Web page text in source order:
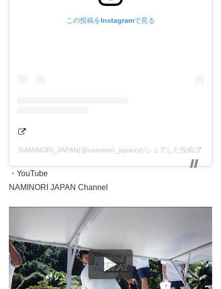
この投稿をInstagramで見る
NAMINORI_JAPAN(@naminori_japan)がシェアした投稿
・YouTube
NAMINORI JAPAN Channel